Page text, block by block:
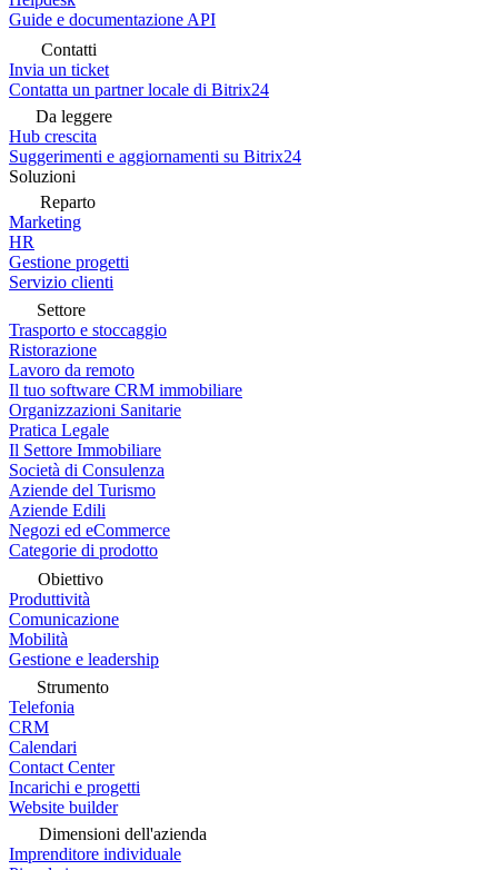
Guide e documentazione API
Contatti
Invia un ticket
Contatta un partner locale di Bitrix24
Da leggere
Hub crescita
Suggerimenti e aggiornamenti su Bitrix24
Soluzioni
Reparto
Marketing
HR
Gestione progetti
Servizio clienti
Settore
Trasporto e stoccaggio
Ristorazione
Lavoro da remoto
Il tuo software CRM immobiliare
Organizzazioni Sanitarie
Pratica Legale
Il Settore Immobiliare
Società di Consulenza
Aziende del Turismo
Aziende Edili
Negozi ed eCommerce
Categorie di prodotto
Obiettivo
Produttività
Comunicazione
Mobilità
Gestione e leadership
Strumento
Telefonia
CRM
Calendari
Contact Center
Incarichi e progetti
Website builder
Dimensioni dell'azienda
Imprenditore individuale